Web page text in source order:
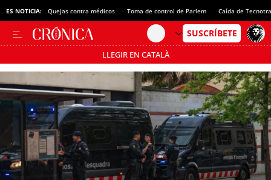
ES NOTICIA: Quejas contra médicos Toma de control de Parlem Caída de
LLEGIR EN CATALÀ
Pásate al MODO AHORRO